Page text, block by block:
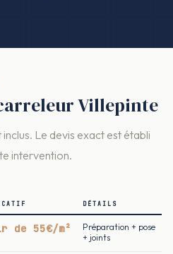
Villepinte
Le devis exact est établi
intervention.
DÉTAILS
de 55€/m²
Préparation + pose
+ joints